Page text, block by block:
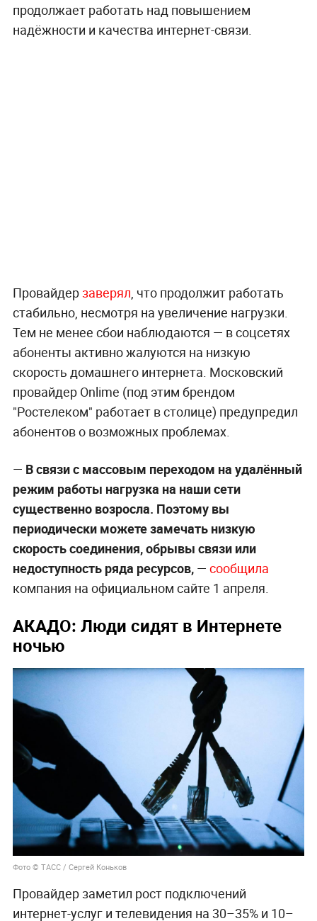
продолжает работать над повышением
надёжности и качества интернет-связи.
Провайдерзаверял, что продолжит работать
стабильно, несмотря на увеличение нагрузки.
Тем не менее сбои наблюдаются — в соцсетях
абоненты активно жалуются на низкую
скорость домашнего интернета. Московский
провайдер Onlime (под этим брендом
"Ростелеком" работает в столице) предупредил
абонентов о возможных проблемах.
— В связи с массовым переходом на удалённый
режим работы нагрузка на наши сети
существенно возросла. Поэтому вы
периодически можете замечать низкую
скорость соединения, обрывы связи или
недоступность ряда ресурсов,— сообщила
компания на официальном сайте 1 апреля.
АКАДО: Люди сидят в Интернете
ночью
Фото © ТАСС / Сергей Коньков
Провайдер заметил рост подключений
интернет-услуг и телевидения на 30–35% и 10–